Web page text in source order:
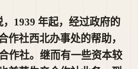
1939 年起，经过政府的
作社西北办事处的帮助，
作社。继而有一些资本较